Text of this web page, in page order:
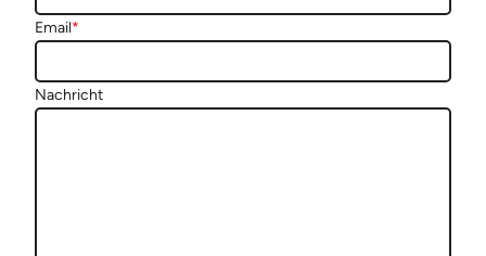
Email*
Nachricht